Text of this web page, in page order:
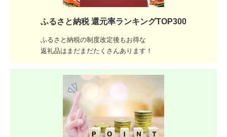
ふるさと納税 還元率ランキングTOP300
ふるさと納税の制度改定後もお得な
返礼品はまだまだたくさんあります！